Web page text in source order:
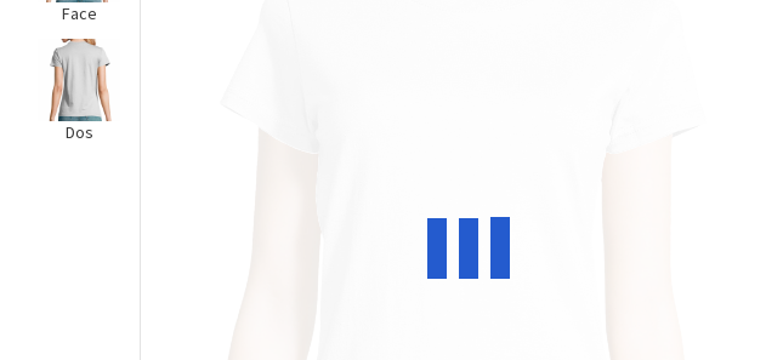
Face
Dos